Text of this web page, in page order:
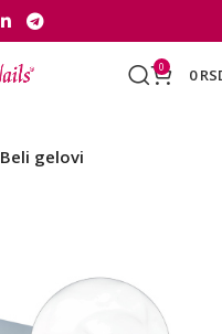
0 0
Beli gelovi